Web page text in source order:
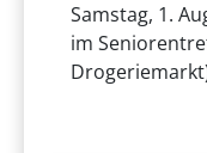
Samstag, 1.
im